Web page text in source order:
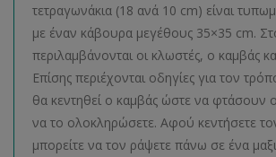
τετραγωνάκια (18 ανά 10 cm) είναι
με έναν κάβουρα μεγέθους 35×35 cm.
περιλαμβάνονται οι κλωστές, ο καμβάς
Επίσης περιέχονται οδηγίες για τον
θα κεντηθεί ο καμβάς ώστε να φτάσουν
να το ολοκληρώσετε. Αφού κεντήσετε
μπορείτε να τον ράψετε πάνω σε ένα